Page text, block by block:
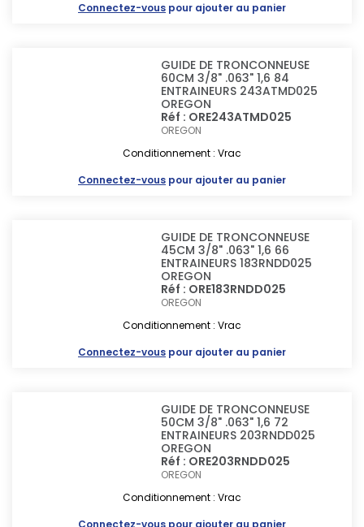
Connectez-vous pour ajouter au panier
GUIDE DE TRONCONNEUSE
60CM 3/8" .063" 1,6 84
ENTRAINEURS 243ATMD025
OREGON
Réf : ORE243ATMD025
OREGON
Conditionnement : Vrac
Connectez-vous pour ajouter au panier
GUIDE DE TRONCONNEUSE
45CM 3/8" .063" 1,6 66
ENTRAINEURS 183RNDD025
OREGON
Réf : ORE183RNDD025
OREGON
Conditionnement : Vrac
Connectez-vous pour ajouter au panier
GUIDE DE TRONCONNEUSE
50CM 3/8" .063" 1,6 72
ENTRAINEURS 203RNDD025
OREGON
Réf : ORE203RNDD025
OREGON
Conditionnement : Vrac
Connectez-vous pour ajouter au panier